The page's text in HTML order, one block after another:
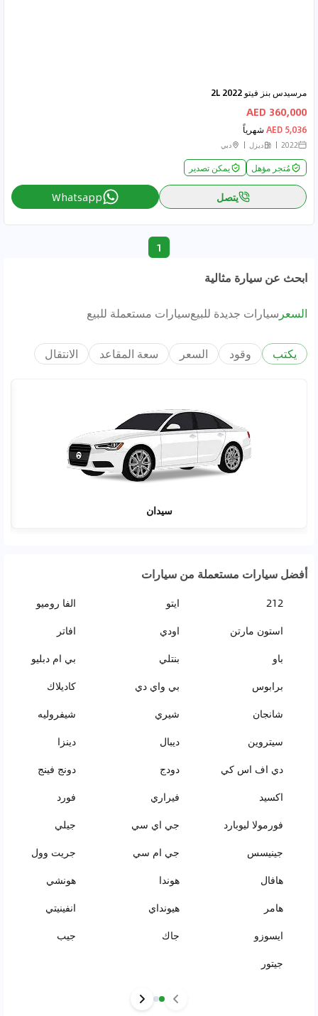
مرسيدس بنز فيتو 2022 2L
360,000 AED
5,036 AED شهرياً
2022 ديزل دبي
مُتجر مؤهل يمكن تصدير
يتصل Whatsapp
1
ابحث عن سيارة مثالية
السعر سيارات جديدة للبيعسيارات مستعملة للبيع
يكتب وقود السعر سعة المقاعد الانتقال
سيدان
أفضل سيارات مستعملة من سيارات
212 ايتو
الفا روميو
استون مارتن
اودي
افاتر
باو
بنتلي
بي ام دبليو
برابوس
بي واي دي
كاديلاك
شانجان
شيري
شيفروليه
سيتروين
ديبال
دينزا
دي اف اس كي
دودج
دونج فينج
اكسيد
فيراري
فورد
فورمولا ليوبارد
جي اي سي
جيلي
جينيسس
جي ام سي
جريت وول
هافال
هوندا
هونشي
هامر
هيونداي
انفينيتي
ايسوزو
جاك
جيب
جيتور